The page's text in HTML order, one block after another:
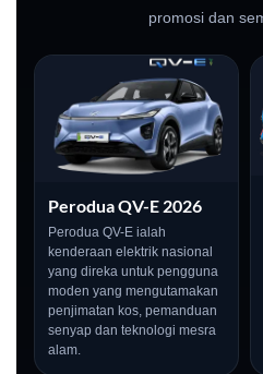
promosi dan
Perodua QV-E 2026
Perodua QV-E ialah
kenderaan elektrik nasional
yang direka untuk pengguna
moden yang mengutamakan
penjimatan kos, pemanduan
senyap dan teknologi mesra
alam.